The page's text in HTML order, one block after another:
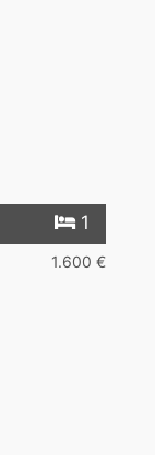
1
1.600 €